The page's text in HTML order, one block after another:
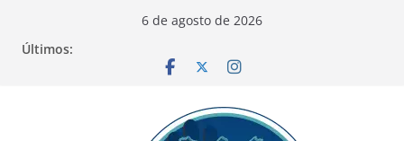
6 de agosto de 2026
Últimos: